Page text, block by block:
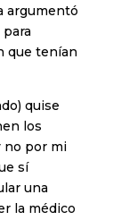
argumentó
que tenían
quise
los
no por mi
sí
una
la médico